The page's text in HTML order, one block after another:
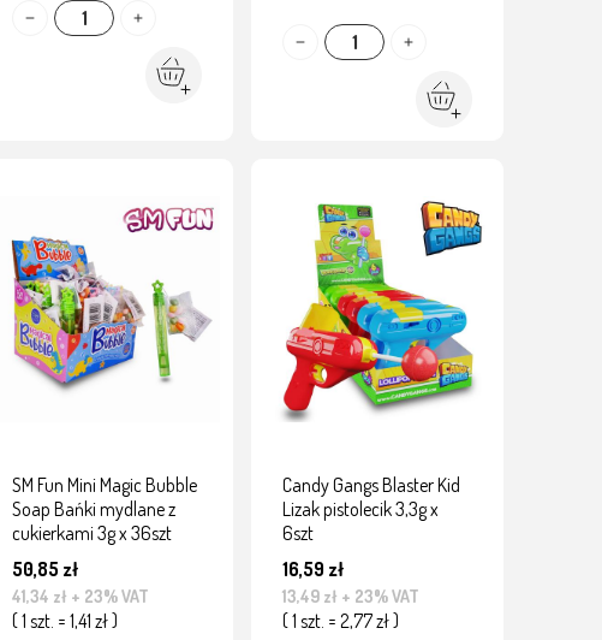
SM Fun Mini Magic Bubble
Soap Bańki mydlane z
cukierkami 3g x 36szt
50,85 zł
41,34 zł + 23% VAT
( 1 szt. = 1,41 zł )
Candy Gangs Blaster Kid
Lizak pistolecik 3,3g x
6szt
16,59 zł
13,49 zł + 23% VAT
( 1 szt. = 2,77 zł )